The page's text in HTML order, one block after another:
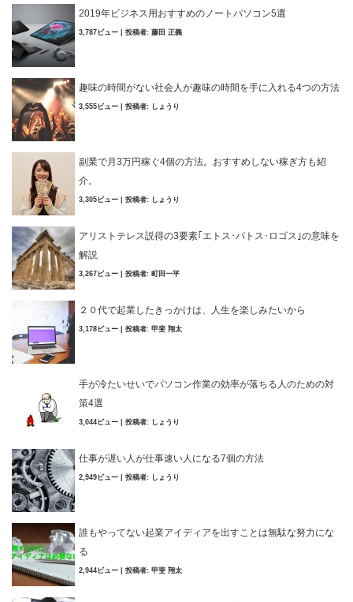
2019年ビジネス用おすすめのノートパソコン5選
3,787ビュー 投稿者: 藤田 正義
趣味の時間がない社会人が趣味の時間を手に入れる4つの方法
3,555ビュー 投稿者: しょうり
副業で月3万円稼ぐ4個の方法。おすすめしない稼ぎ方も紹
介。
3,305ビュー 投稿者: しょうり
アリストテレス説得の3要素｢エトス･パトス･ロゴス｣の意味を
解説
3,267ビュー 投稿者: 町田一平
２０代で起業したきっかけは、人生を楽しみたいから
3,178ビュー 投稿者: 甲斐 翔太
手が冷たいせいでパソコン作業の効率が落ちる人のための対
策4選
3,044ビュー 投稿者: しょうり
仕事が遅い人が仕事速い人になる7個の方法
2,949ビュー 投稿者: しょうり
誰もやってない起業アイディアを出すことは無駄な努力にな
る
2,944ビュー 投稿者: 甲斐 翔太